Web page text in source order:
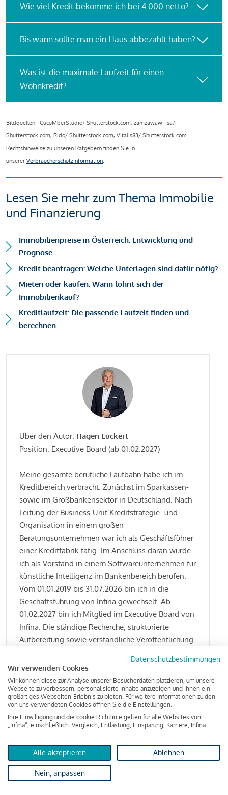
Wie viel Kredit bekomme ich bei 4.000 netto?
Bis wann sollte man ein Haus abbezahlt haben?
Was ist die maximale Laufzeit für einen
Wohnkredit?
Bildquellen: CucuMberStudio/ Shutterstock.com, zamzawawi isa/
Shutterstock.com, Rido/ Shutterstock.com, Vitalis83/ Shutterstock.com
Rechtshinweise zu unseren Ratgebern finden Sie in
unserer Verbraucherschutzinformation.
Lesen Sie mehr zum Thema Immobilie
und Finanzierung
Immobilienpreise in Österreich: Entwicklung und
Prognose
Kredit beantragen: Welche Unterlagen sind dafür nötig?
Mieten oder kaufen: Wann lohnt sich der
Immobilienkauf?
Kreditlaufzeit: Die passende Laufzeit finden und
berechnen
Über den Autor: Hagen Luckert
Position: Executive Board (ab 01.02.2027)
Meine gesamte berufliche Laufbahn habe ich im
Kreditbereich verbracht. Zunächst im Sparkassen-
sowie im Großbankensektor in Deutschland. Nach
Leitung der Business-Unit Kreditstrategie- und
Organisation in einem großen
Beratungsunternehmen war ich als Geschäftsführer
einer Kreditfabrik tätig. Im Anschluss daran wurde
ich als Vorstand in einem Softwareunternehmen für
künstliche Intelligenz im Bankenbereich berufen.
Vom 01.01.2019 bis 31.07.2026 bin ich in die
Geschäftsführung von Infina gewechselt. Ab
01.02.2027 bin ich Mitglied im Executive Board von
Infina. Die ständige Recherche, strukturierte
Aufbereitung sowie verständliche Veröffentlichung
Kreditgeschäft gehören zu den wesentlichen
Schwerpunktsetzungen meiner Funktion.
Lesen Sie meine Finanzierungs-Tipps
KreditindexDas Wohnkredit Barometer
Datenschutzbestimmungen
Wir verwenden Cookies
Wir können diese zur Analyse unserer Besucherdaten platzieren, um unsere
Webseite zu verbessern, personalisierte Inhalte anzuzeigen und Ihnen ein
großartiges Webseiten-Erlebnis zu bieten. Für weitere Informationen zu den
von uns verwendeten Cookies öffnen Sie die Einstellungen.
Ihre Einwilligung und die cookie Richtlinie gelten für alle Websites von
„Infina“, einschließlich: Vergleich, Entlastung, Einsparung, Karriere, Infina.
Alle akzeptieren Ablehnen
Nein, anpassen